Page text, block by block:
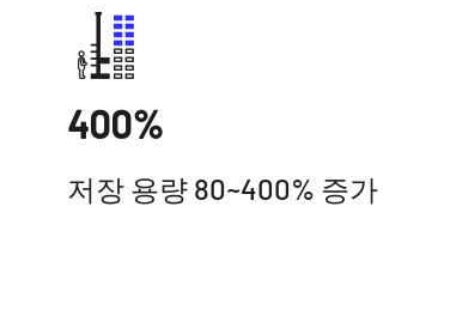
400%
저장 용량 80~400% 증가